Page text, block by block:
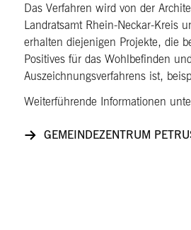
Das Verfahren wird von der
Landratsamt Rhein-Neckar-Kreis
erhalten diejenigen Projekte, die
Positives für das Wohlbefinden
Auszeichnungsverfahrens ist,
Weiterführende Informationen
GEMEINDEZENTRUM